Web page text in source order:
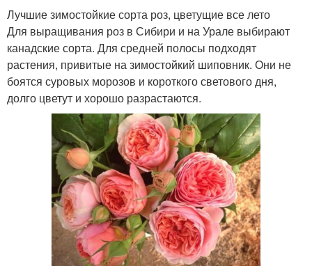
Лучшие зимостойкие сорта роз, цветущие все лето
Для выращивания роз в Сибири и на Урале выбирают
канадские сорта. Для средней полосы подходят
растения, привитые на зимостойкий шиповник. Они не
боятся суровых морозов и короткого светового дня,
долго цветут и хорошо разрастаются.